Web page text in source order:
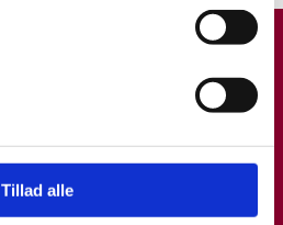
Tillad alle